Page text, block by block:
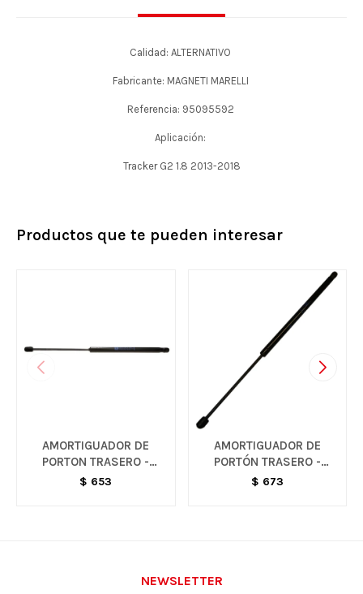
Calidad: ALTERNATIVO
Fabricante: MAGNETI MARELLI
Referencia: 95095592
Aplicación:
Tracker G2 1.8 2013-2018
Productos que te pueden interesar
AMORTIGUADOR DE
PORTON TRASERO -
AGILE
$ 653
AMORTIGUADOR DE
PORTÓN TRASERO -
MERIVA
$ 673
NEWSLETTER